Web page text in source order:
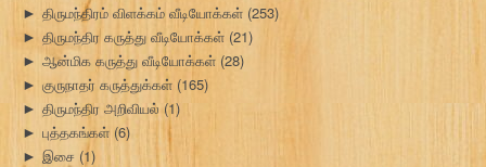
► திருமந்திரம் விளக்கம் வீடியோக்கள் (253)
► திருமந்திர கருத்து வீடியோக்கள் (21)
► ஆன்மிக கருத்து வீடியோக்கள் (28)
► குருநாதர் கருத்துக்கள் (165)
► திருமந்திர அறிவியல்(1)
► புத்தகங்கள் (6)
► இசை (1)